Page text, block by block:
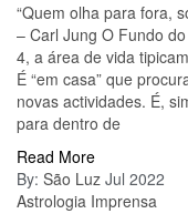
“Quem olha para fora,
– Carl Jung O Fundo
4, a área de vida
É “em casa” que
novas actividades. É,
para dentro de
Read More
By: São Luz Jul 2022
Astrologia Imprensa